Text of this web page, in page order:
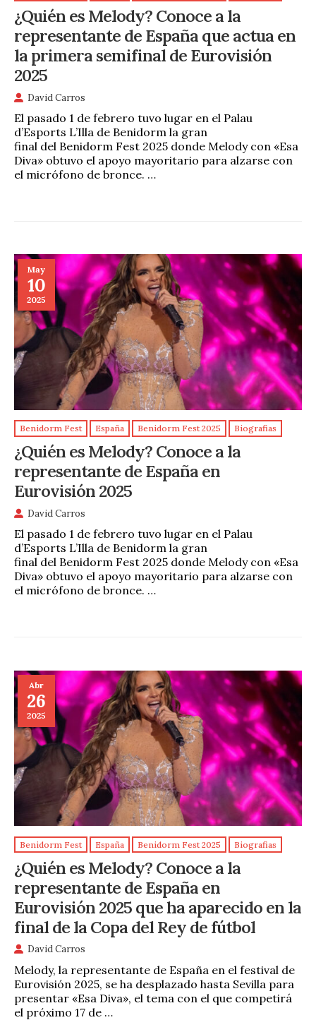
¿Quién es Melody? Conoce a la
representante de España que actua en
la primera semifinal de Eurovisión
2025
David Carros
El pasado 1 de febrero tuvo lugar en el Palau
d’Esports L’Illa de Benidorm la gran
final del Benidorm Fest 2025 donde Melody con «Esa
Diva» obtuvo el apoyo mayoritario para alzarse con
el micrófono de bronce. …
May
10
2025
Benidorm Fest España Benidorm Fest 2025 Biografias
¿Quién es Melody? Conoce a la
representante de España en
Eurovisión 2025
David Carros
El pasado 1 de febrero tuvo lugar en el Palau
d’Esports L’Illa de Benidorm la gran
final del Benidorm Fest 2025 donde Melody con «Esa
Diva» obtuvo el apoyo mayoritario para alzarse con
el micrófono de bronce. …
Abr
26
2025
Benidorm Fest España Benidorm Fest 2025 Biografias
¿Quién es Melody? Conoce a la
representante de España en
Eurovisión 2025 que ha aparecido en la
final de la Copa del Rey de fútbol
David Carros
Melody, la representante de España en el festival de
Eurovisión 2025, se ha desplazado hasta Sevilla para
presentar «Esa Diva», el tema con el que competirá
el próximo 17 de …